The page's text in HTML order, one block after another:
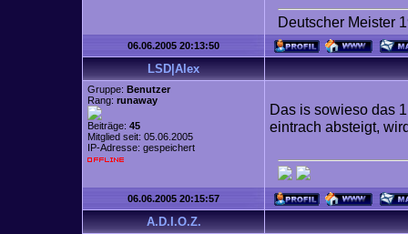
Deutscher Meister
06.06.2005 20:13:50
LSD|Alex
Gruppe: Benutzer
Rang: runaway
Beiträge: 45
Mitglied seit: 05.06.2005
IP-Adresse: gespeichert
Das is sowieso das
eintrach absteigt,
06.06.2005 20:15:57
A.D.I.O.Z.